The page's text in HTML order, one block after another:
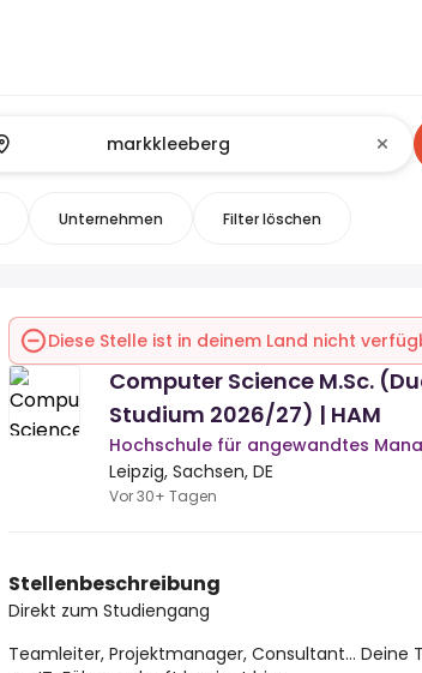
Unternehmen Filter löschen
Diese Stelle ist in deinem Land nicht
Computer Science M.Sc.
Studium 2026/27) | HAM
Hochschule für angewandtes
Leipzig, Sachsen, DE
Vor 30+ Tagen
Stellenbeschreibung
Direkt zum Studiengang
Teamleiter, Projektmanager, Consultant… Deine